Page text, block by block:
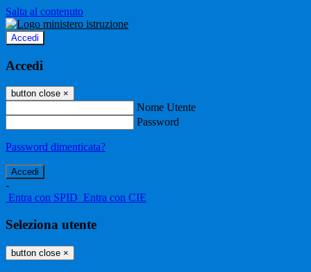
Salta al contenuto
Accedi
Accedi
button close ×
Nome Utente
Password
Password dimenticata?
-
Entra con SPID Entra con CIE
Seleziona utente
button close ×